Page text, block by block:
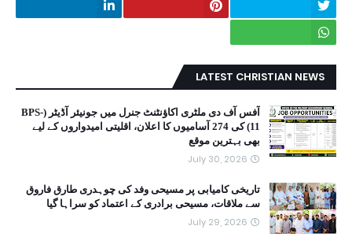
LATEST CHRISTIAN NEWS
آفس آف دی ملٹری اکاؤنٹنٹ جنرل میں جونیئر آڈیٹر (BPS-
11) کی 274 آسامیوں کا اعلان، اقلیتی امیدواروں کے لیے
بھی بہترین موقع
July 30, 2026
تاریخی کامیابی پر مسیحی وفد کی چوہدری طارق فاروق
سے ملاقات، مسیحی برادری کے اعتماد کو سراہا گیا
July 29, 2026